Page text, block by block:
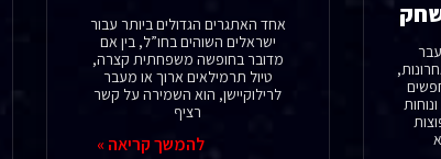
אחד האתגרים הגדולים ביותר עבור
ישראלים השוהים בחו”ל, בין אם
מדובר בחופשה משפחתית קצרה,
טיול תרמילאים ארוך או מעבר
לרילוקיישן, הוא השמירה על קשר
רציף
להמשך קריאה »